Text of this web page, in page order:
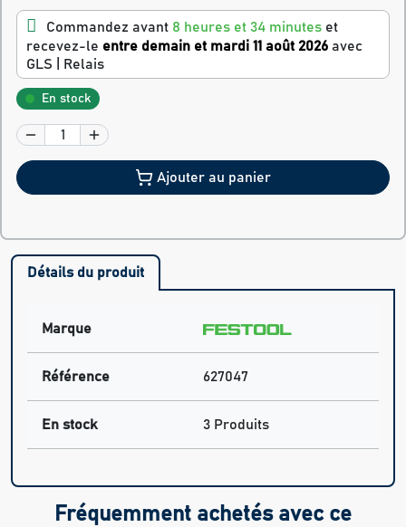
Commandez avant 8 heures et 34 minutes et
recevez-le entre demain et mardi 11 août 2026 avec
GLS | Relais
En stock
Ajouter au panier
Détails du produit
Marque
Référence 627047
En stock 3 Produits
Fréquemment achetés avec ce